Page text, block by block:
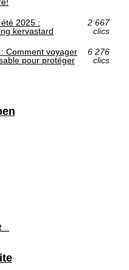
2025 :
kervastard
2 667
clics
Comment voyager
pour protéger
6 276
clics